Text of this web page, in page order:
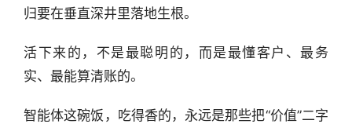
归要在垂直深井里落地生根。
活下来的，不是最聪明的，而是最懂客户、最务
实、最能算清账的。
智能体这碗饭，吃得香的，永远是那些把“价值”二字